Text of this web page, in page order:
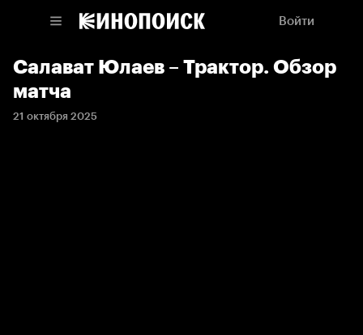
Войти
Салават Юлаев – Трактор. Обзор
матча
21 октября 2025